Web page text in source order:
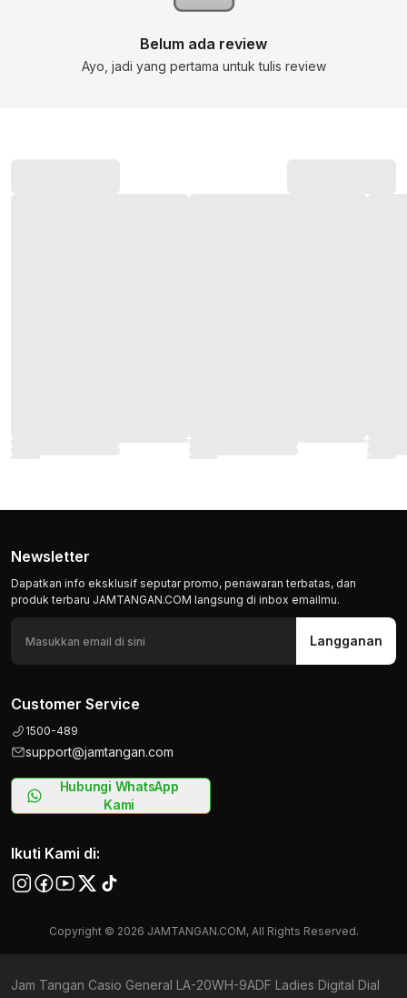
Newsletter
Dapatkan info eksklusif seputar promo, penawaran terbatas, dan
produk terbaru JAMTANGAN.COM langsung di inbox emailmu.
Langganan
Customer Service
1500-489
support@jamtangan.com
Hubungi WhatsApp
Kami
Ikuti Kami di:
Copyright © 2026 JAMTANGAN.COM, All Rights Reserved.
Jam Tangan Casio General LA-20WH-9ADF Ladies Digital Dial
Belum ada review
Ayo, jadi yang pertama untuk tulis review